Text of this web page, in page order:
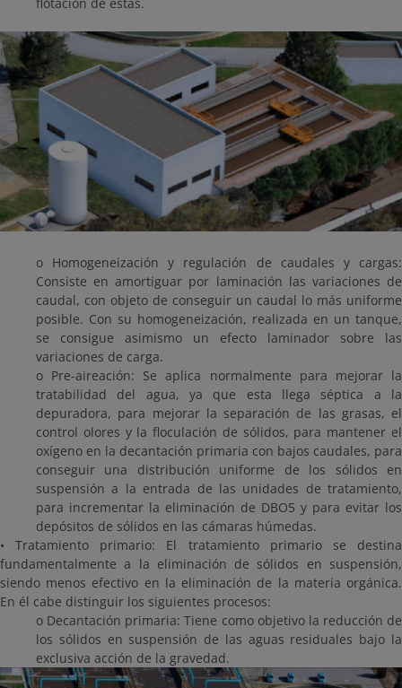
o Homogeneización y regulación de caudales y cargas:
Consiste en amortiguar por laminación las variaciones de
caudal, con objeto de conseguir un caudal lo más uniforme
posible. Con su homogeneización, realizada en un tanque,
se consigue asimismo un efecto laminador sobre las
variaciones de carga.
o Pre-aireación: Se aplica normalmente para mejorar la
tratabilidad del agua, ya que esta llega séptica a la
depuradora, para mejorar la separación de las grasas, el
control olores y la floculación de sólidos, para mantener el
oxígeno en la decantación primaria con bajos caudales, para
conseguir una distribución uniforme de los sólidos en
suspensión a la entrada de las unidades de tratamiento,
para incrementar la eliminación de DBO5 y para evitar los
depósitos de sólidos en las cámaras húmedas.
• Tratamiento primario: El tratamiento primario se destina
fundamentalmente a la eliminación de sólidos en suspensión,
siendo menos efectivo en la eliminación de la materia orgánica.
En él cabe distinguir los siguientes procesos:
o Decantación primaria: Tiene como objetivo la reducción de
los sólidos en suspensión de las aguas residuales bajo la
exclusiva acción de la gravedad.